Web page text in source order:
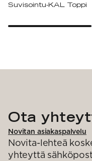
Suvisointu-KAL Toppi
Ota
Novitan asiakaspalvelu
Novita-lehteä
yhteyttä